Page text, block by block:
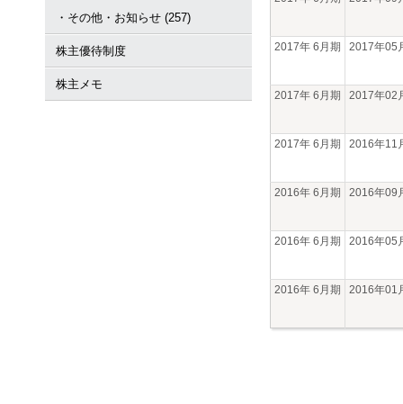
・その他・お知らせ (257)
株主優待制度
株主メモ
2017年 6月期 2017年05
2017年 6月期 2017年02
2017年 6月期 2016年11
2016年 6月期 2016年09
2016年 6月期 2016年05
2016年 6月期 2016年01